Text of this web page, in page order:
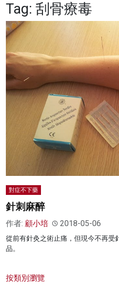
健康
科技
影片
名家榜
灼見活動
關於我們
Tag: 刮骨療毒
對症不下藥
針刺麻醉
作者: 顧小培 2018-05-06
從前有針灸之術止痛，但現今不再受
品。
按類別瀏覽